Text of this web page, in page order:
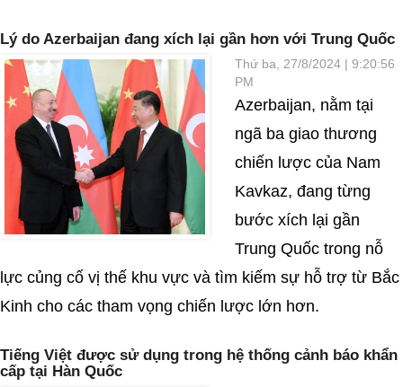
Lý do Azerbaijan đang xích lại gần hơn với Trung Quốc
Thứ ba, 27/8/2024 | 9:20:56
PM
Azerbaijan, nằm tại
ngã ba giao thương
chiến lược của Nam
Kavkaz, đang từng
bước xích lại gần
Trung Quốc trong nỗ
lực củng cố vị thế khu vực và tìm kiếm sự hỗ trợ từ Bắc
Kinh cho các tham vọng chiến lược lớn hơn.
Tiếng Việt được sử dụng trong hệ thống cảnh báo khẩn
cấp tại Hàn Quốc